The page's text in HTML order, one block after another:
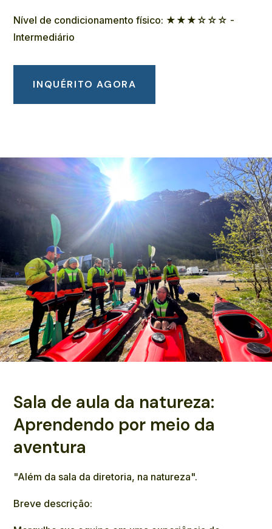
Nível de condicionamento físico: ★★★☆☆☆ -
Intermediário
INQUÉRITO AGORA
Sala de aula da natureza:
Aprendendo por meio da
aventura
"Além da sala da diretoria, na natureza".
Breve descrição: